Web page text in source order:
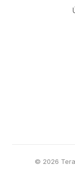
© 2026